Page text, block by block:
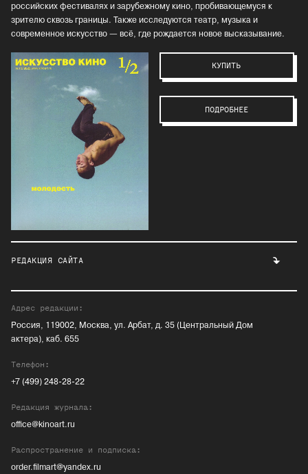
российских фестивалях и зарубежному кино, пробивающемуся к
зрителю сквозь границы. Также исследуются театр, музыка и
современное искусство — всё, где рождается новое высказывание.
КУПИТЬ
ПОДРОБНЕЕ
РЕДАКЦИЯ САЙТА
Адрес редакции:
Россия, 119002, Москва, ул. Арбат, д. 35 (Центральный Дом
актера), каб. 655
Телефон:
+7 (499) 248-28-22
Редакция журнала:
office@kinoart.ru
Распространение и подписка:
order.filmart@yandex.ru